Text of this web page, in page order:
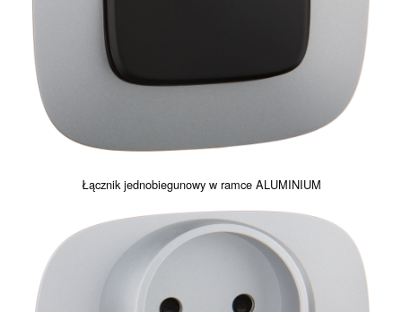
Łącznik jednobiegunowy w ramce ALUMINIUM